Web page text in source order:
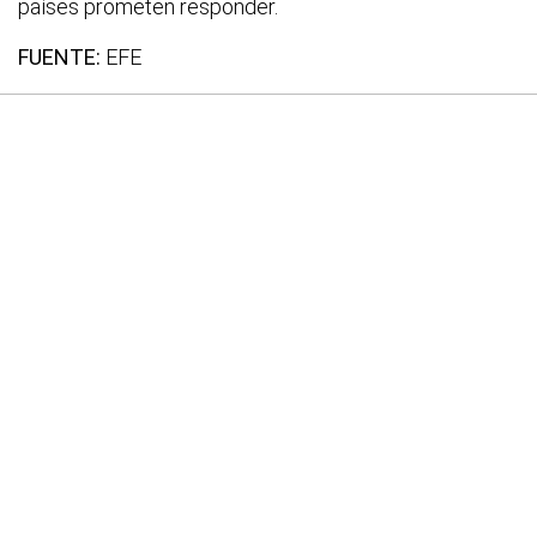
países prometen responder.
FUENTE: EFE